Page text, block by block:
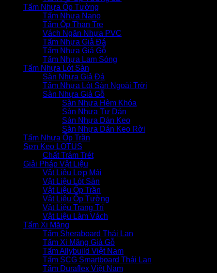
Tấm Nhựa Ốp Tường
Tấm Nhựa Nano
Tấm Ốp Than Tre
Vách Ngăn Nhựa PVC
Tấm Nhựa Giả Đá
Tấm Nhựa Giả Gỗ
Tấm Nhựa Lam Sóng
Tấm Nhựa Lót Sàn
Sàn Nhựa Giả Đá
Tấm Nhựa Lót Sàn Ngoài Trời
Sàn Nhựa Giả Gỗ
Sàn Nhựa Hèm Khóa
Sàn Nhựa Tự Dán
Sàn Nhựa Dán Keo
Sàn Nhựa Dán Keo Rời
Tấm Nhựa Ốp Trần
Sơn Keo LOTUS
Chất Trám Trét
Giải Pháp Vật Liệu
Vật Liệu Lợp Mái
Vật Liệu Lót Sàn
Vật Liệu Ốp Trần
Vật Liệu Ốp Tường
Vật Liệu Trang Trí
Vật Liệu Làm Vách
Tấm Xi Măng
Tấm Sheraboard Thái Lan
Tấm Xi Măng Giả Gỗ
Tấm Allybuild Việt Nam
Tấm SCG Smartboard Thái Lan
Tấm Duraflex Việt Nam